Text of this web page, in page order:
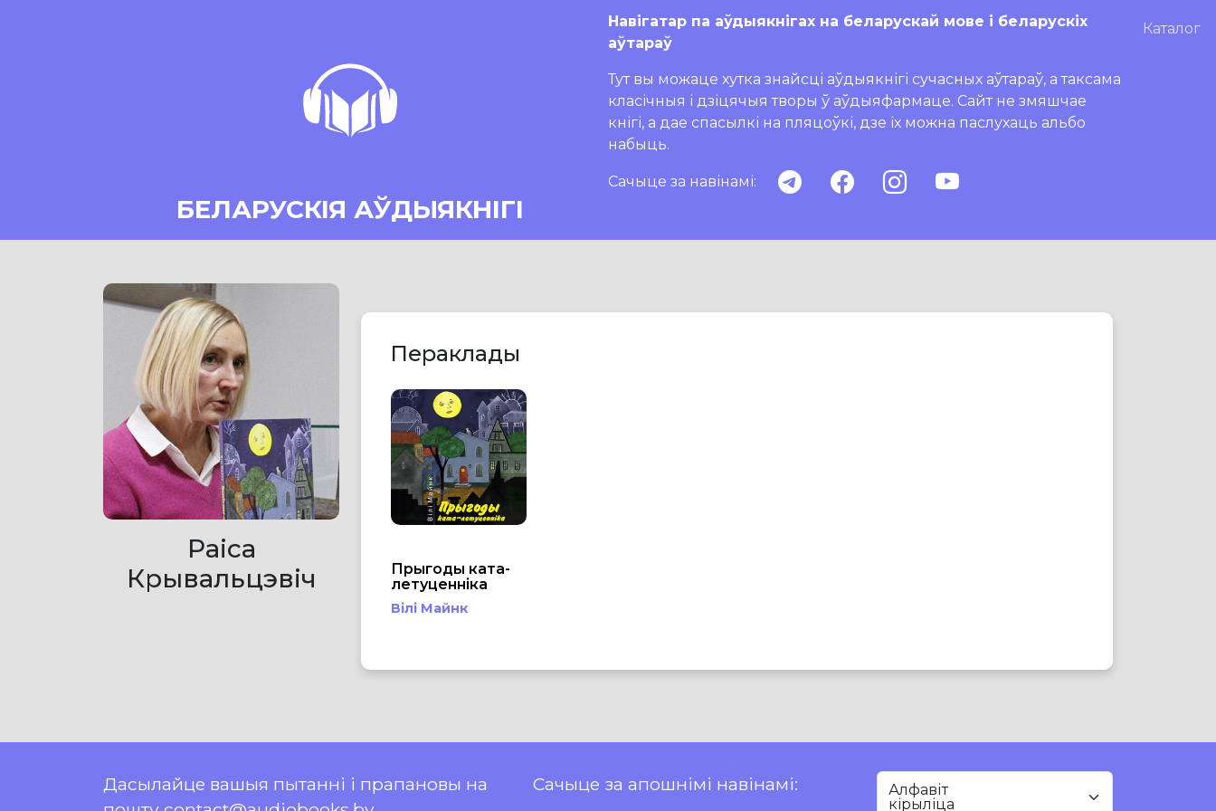
БЕЛАРУСКІЯ АЎДЫЯКНІГІ
Навігатар па аўдыякнігах на беларускай мове і беларускіх
аўтараў
Тут вы можаце хутка знайсці аўдыякнігі сучасных аўтараў, а таксама
класічныя і дзіцячыя творы ў аўдыяфармаце. Сайт не змяшчае
кнігі, а дае спасылкі на пляцоўкі, дзе іх можна паслухаць альбо
набыць.
Сачыце за навінамі:
Каталог
Раіса
Крывальцэвіч
Пераклады
Прыгоды ката-
летуценніка
Вілі Майнк
Дасылайце вашыя пытанні і прапановы на
Сачыце за апошнімі навінамі: Алфавіт